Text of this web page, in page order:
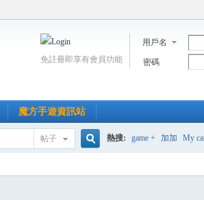
用戶名
密碼
免註冊即享有會員功能
魔方手遊資訊站
帖子 熱搜: game + 加加 My